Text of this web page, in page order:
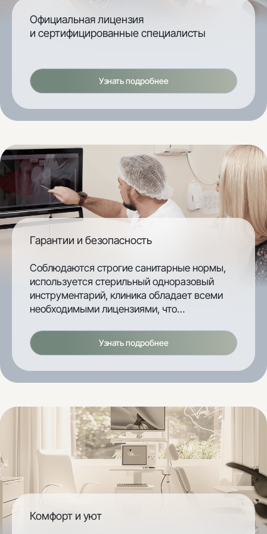
Официальная лицензия
и сертифицированные специалисты
Узнать подробнее
Гарантии и безопасность
Соблюдаются строгие санитарные нормы,
используется стерильный одноразовый
инструментарий, клиника обладает всеми
необходимыми лицензиями, что
пациентов.
Узнать подробнее
Комфорт и уют